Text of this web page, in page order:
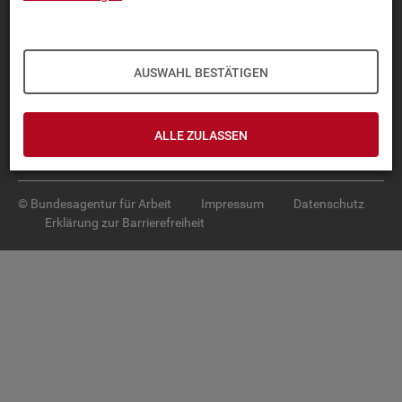
AUSWAHL BESTÄTIGEN
ALLE ZULASSEN
TOP-PRO­DUK­TE
SER­VICE
© Bundesagentur für Arbeit Impressum
Datenschutz
Erklärung zur Barrierefreiheit